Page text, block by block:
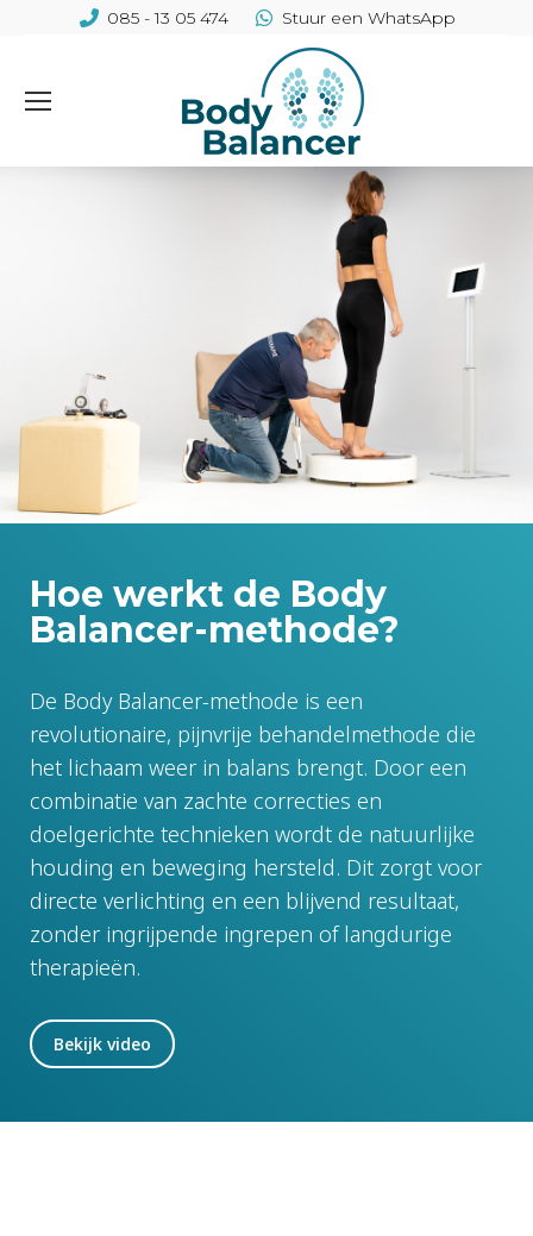
085 - 13 05 474 Stuur een WhatsApp
Hoe werkt de Body
Balancer-methode?
De Body Balancer-methode is een
revolutionaire, pijnvrije behandelmethode die
het lichaam weer in balans brengt. Door een
combinatie van zachte correcties en
doelgerichte technieken wordt de natuurlijke
houding en beweging hersteld. Dit zorgt voor
directe verlichting en een blijvend resultaat,
zonder ingrijpende ingrepen of langdurige
therapieën.
Bekijk video